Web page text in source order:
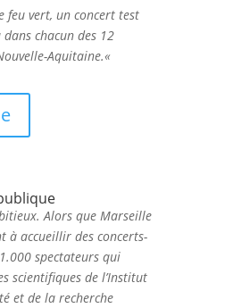
feu vert, un concert test
chacun des 12
Aquitaine.«
Alors que Marseille
à accueillir des concerts-
spectateurs qui
scientifiques de l’Institut
et de la recherche